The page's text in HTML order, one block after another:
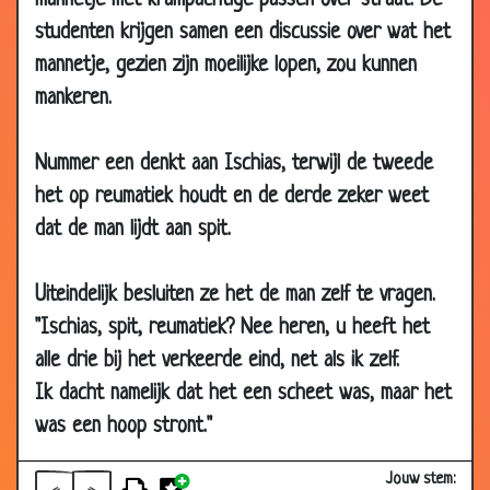
studenten krijgen samen een discussie over wat het
mannetje, gezien zijn moeilijke lopen, zou kunnen
mankeren.
Nummer een denkt aan Ischias, terwijl de tweede
het op reumatiek houdt en de derde zeker weet
dat de man lijdt aan spit.
Uiteindelijk besluiten ze het de man zelf te vragen.
"Ischias, spit, reumatiek? Nee heren, u heeft het
alle drie bij het verkeerde eind, net als ik zelf.
Ik dacht namelijk dat het een scheet was, maar het
was een hoop stront."
Jouw stem:
2003
23 Jan 2003 De vis
2.97
03 Jan 2003
2002
28 Nov
2002
Lef 3.47
19 Oct
2002
Gekken? 3.57
17 Oct 2002 Een man in een ziekenhuis
29 Aug
2002
Drie ballen 3.59
06 Jun
Bijziend 2.62